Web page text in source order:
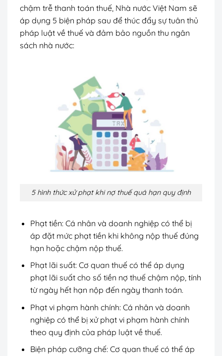
chậm trễ thanh toán thuế, Nhà nước Việt Nam sẽ
áp dụng 5 biện pháp sau để thúc đẩy sự tuân thủ
pháp luật về thuế và đảm bảo nguồn thu ngân
sách nhà nước:
5 hình thức xử phạt khi nợ thuế quá hạn quy định
Phạt tiền: Cá nhân và doanh nghiệp có thể bị
áp đặt mức phạt tiền khi không nộp thuế đúng
hạn hoặc chậm nộp thuế.
Phạt lãi suất: Cơ quan thuế có thể áp dụng
phạt lãi suất cho số tiền nợ thuế chậm nộp, tính
từ ngày hết hạn nộp đến ngày thanh toán.
Phạt vi phạm hành chính: Cá nhân và doanh
nghiệp có thể bị xử phạt vi phạm hành chính
theo quy định của pháp luật về thuế.
Biện pháp cưỡng chế: Cơ quan thuế có thể áp